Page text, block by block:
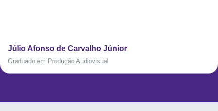
Júlio Afonso de Carvalho Júnior
Graduado em Produção Audiovisual